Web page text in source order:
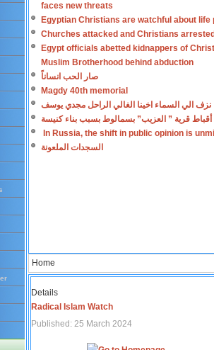
faces new threats
Egyptian Christians are watchful about life
Churches attacked and Christians
Egypt officials abetted kidnappers of
Muslim Brotherhood behind abduction
صار الحب انساناً
Magdy 40th memorial
نزف الي السماء اخينا الغالي الراحل مجدي يوسف
أقباط قرية ” العزيب” بسمالوط بسبب بناء كنيسة
In Russia, the shift in public opinion is
السجدات الملعونة
Home
Details
Radical Islam Watch
Published: 25 March 2024